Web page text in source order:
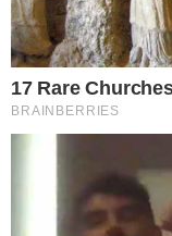
Pelo contrário, nos
entrasse sem
disse Charles